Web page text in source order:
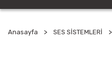
Anasayfa SES SİSTEMLERİ